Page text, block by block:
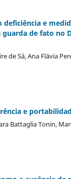
deficiência e
de fato no
de Sá, Ana Flávia
e
Battaglia Tonin,